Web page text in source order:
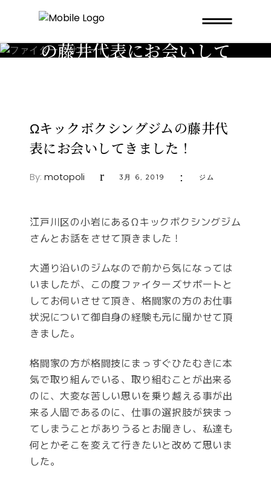
Ωキックボクシングジム
の藤井代表にお会いして
Ωキックボクシングジムの藤井代
表にお会いしてきました！
By: motopoli 3月 6, 2019 ジム
江戸川区の小岩にあるΩキックボクシングジム
さんとお話をさせて頂きました！
大通り沿いのジムなので前から気になっては
いましたが、この度ファイターズサポートと
してお伺いさせて頂き、格闘家の方のお仕事
状況について御自身の経験も元に聞かせて頂
きました。
格闘家の方が格闘技にまっすぐひたむきに本
気で取り組んでいる、取り組むことが出来る
のに、大変な苦しい思いを乗り越える事が出
来る人間であるのに、仕事の選択肢が狭まっ
てしまうことがありうるとお聞きし、私達も
何とかそこを変えて行きたいと改めて思いま
した。